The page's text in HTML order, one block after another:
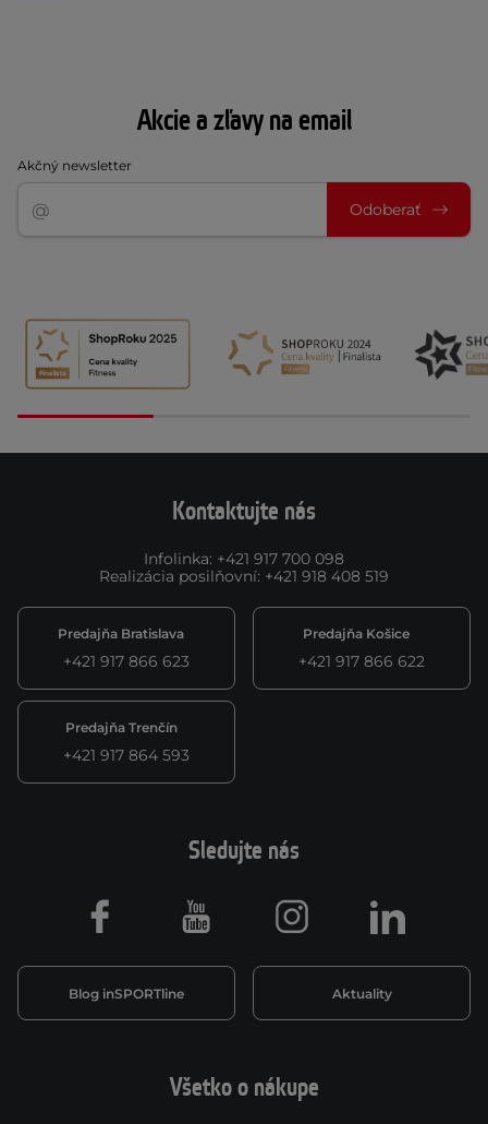
Akcie a zľavy na email
Akčný newsletter
Odoberať
Kontaktujte nás
Infolinka: +421 917 700 098
Realizácia posilňovní: +421 918 408 519
Predajňa Bratislava
+421 917 866 623
Predajňa Košice
+421 917 866 622
Predajňa Trenčín
+421 917 864 593
Všetko o nákupe
Sledujte nás
Blog inSPORTline Aktuality
Facebook Youtube Instagram LinkedIn